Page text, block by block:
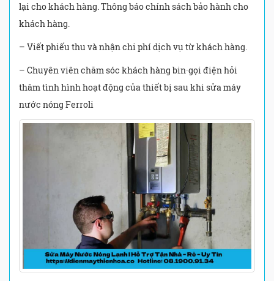
lại cho khách hàng. Thông báo chính sách bảo hành cho
khách hàng.
– Viết phiếu thu và nhận chi phí dịch vụ từ khách hàng.
– Chuyên viên chăm sóc khách hàng bin·gọi điện hỏi
thăm tình hình hoạt động của thiết bị sau khi sửa máy
nước nóng Ferroli